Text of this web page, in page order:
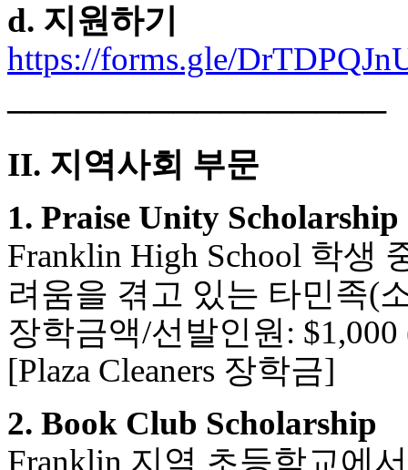
d. 지원하기
https://forms.gle/
────────────────
II. 지역사회 부문
1. Praise Unity Scholarship
Franklin High School 학생
려움을 겪고 있는 타민족(
장학금액/선발인원: $1,000
[Plaza Cleaners 장학금]
2. Book Club Scholarship
Franklin 지역 초등학교에